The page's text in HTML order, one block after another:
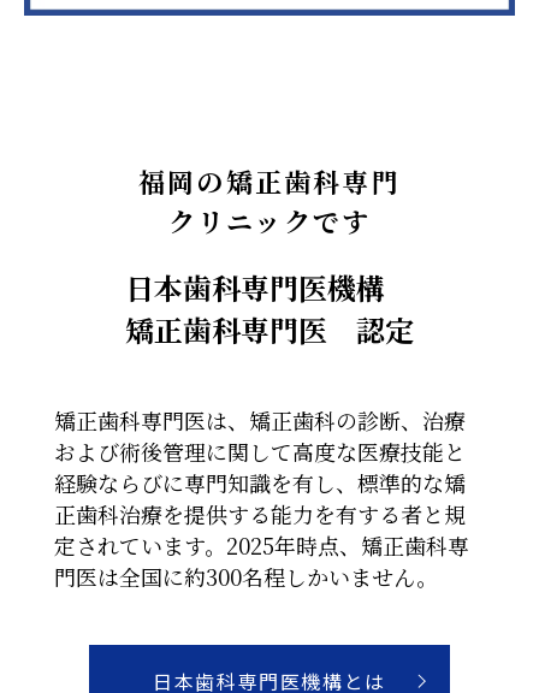
福岡の矯正歯科専門
クリニックです
日本歯科専門医機構
矯正歯科専門医 認定
矯正歯科専門医は、矯正歯科の診断、治療
および術後管理に関して高度な医療技能と
経験ならびに専門知識を有し、標準的な矯
正歯科治療を提供する能力を有する者と規
定されています。2025年時点、矯正歯科専
門医は全国に約300名程しかいません。
日本歯科専門医機構とは